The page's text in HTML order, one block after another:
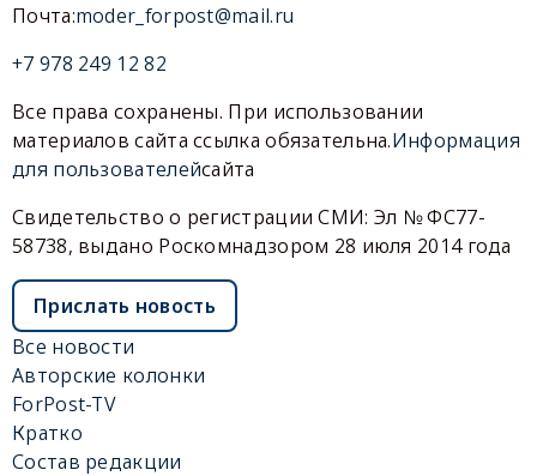
Почта:moder_forpost@mail.ru
+7 978 249 12 82
Все права сохранены. При использовании
материалов сайта ссылка обязательна.Информация
для пользователейсайта
Свидетельство о регистрации СМИ: Эл № ФС77-
58738, выдано Роскомнадзором 28 июля 2014 года
Прислать новость
Все новости
Авторские колонки
ForPost-TV
Кратко
Состав редакции